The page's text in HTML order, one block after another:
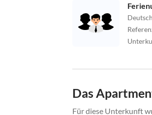
Das
Für diese Unterkunft